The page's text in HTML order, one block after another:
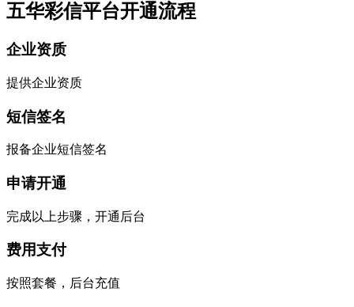
五华彩信平台开通流程
企业资质
提供企业资质
短信签名
报备企业短信签名
申请开通
完成以上步骤，开通后台
费用支付
按照套餐，后台充值